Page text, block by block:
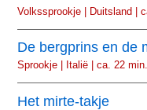
Volkssprookje | Duitsland |
De bergprins en de
Sprookje | Italië | ca. 22 min.
Het mirte-takje